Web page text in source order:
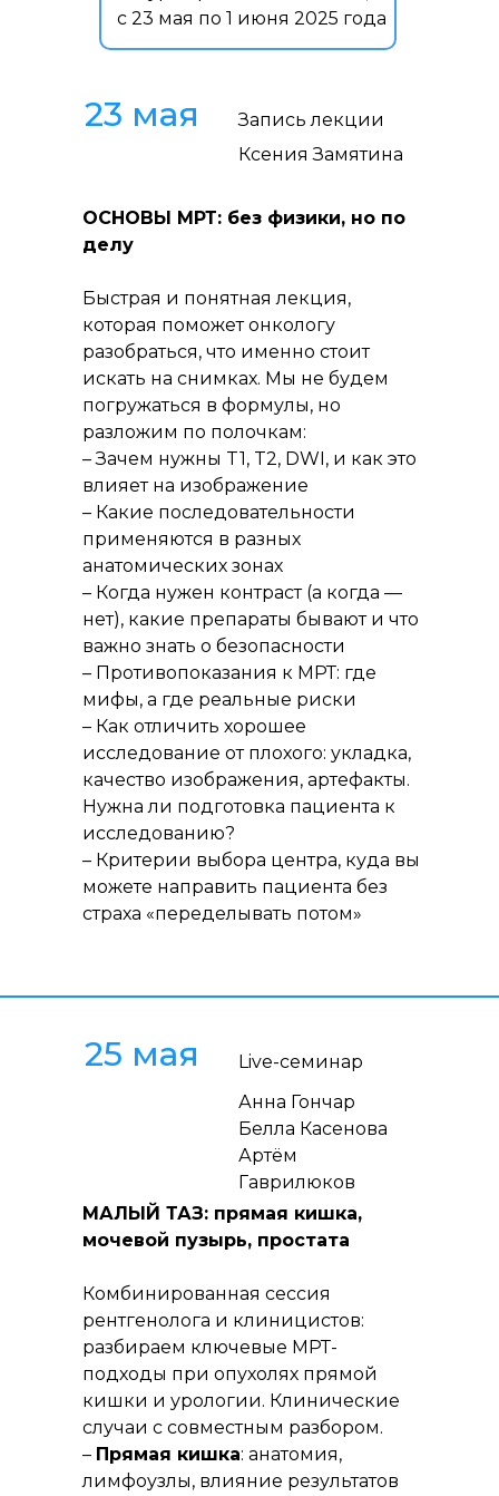
25 мая
Анна Гончар
Белла Касенова
Артём
Гаврилюков
МАЛЫЙ ТАЗ: прямая кишка,
мочевой пузырь, простата
Комбинированная сессия
рентгенолога и клиницистов:
разбираем ключевые МРТ-
подходы при опухолях прямой
кишки и урологии. Клинические
случаи с совместным разбором.
– Прямая кишка: анатомия,
лимфоузлы, влияние результатов
Live-семинар
23 мая
Ксения Замятина
ОСНОВЫ МРТ: без физики, но по
делу
Быстрая и понятная лекция,
которая поможет онкологу
разобраться, что именно стоит
искать на снимках. Мы не будем
погружаться в формулы, но
разложим по полочкам:
– Зачем нужны T1, T2, DWI, и как это
влияет на изображение
– Какие последовательности
применяются в разных
анатомических зонах
– Когда нужен контраст (а когда —
нет), какие препараты бывают и что
важно знать о безопасности
– Противопоказания к МРТ: где
мифы, а где реальные риски
– Как отличить хорошее
исследование от плохого: укладка,
качество изображения, артефакты.
Нужна ли подготовка пациента к
исследованию?
– Критерии выбора центра, куда вы
можете направить пациента без
страха «переделывать потом»
Запись лекции
с 23 мая по 1 июня 2025 года